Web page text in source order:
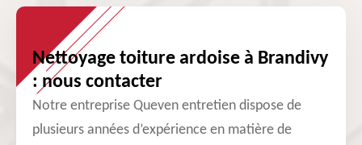
Nettoyage toiture ardoise à Brandivy
: nous contacter
Notre entreprise Queven entretien dispose de
plusieurs années d’expérience en matière de